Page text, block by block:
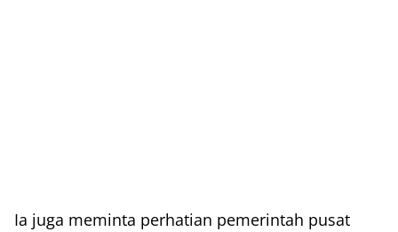
Ia juga meminta perhatian pemerintah pusat